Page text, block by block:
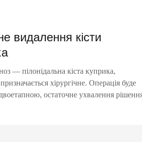
видалення кісти
— пілонідальна кіста куприка,
хірургічне. Операція буде
остаточне ухвалення